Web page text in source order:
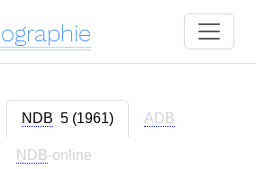
NDB 5 (1961) ADB
NDB-online